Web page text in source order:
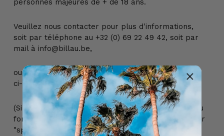
personnes majeures de + de 18 ans.
Veuillez nous contacter pour plus d'informations,
soit par téléphone au +32 (0) 69 22 49 42, soit par
mail à info@billau.be,
ou encore directement via le formulaire de contact
ci-dessous :
(Si vous n'avez pas reçu de réponse à votre mail ou
formulaire de contact, veuillez vérifier votre dossier
"spams")